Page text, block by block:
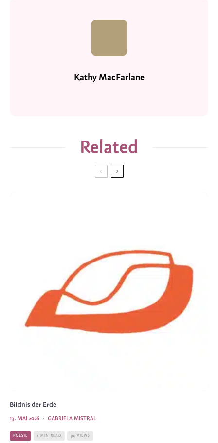
Kathy MacFarlane
Related
Bildnis der Erde
GABRIELA MISTRAL
·
13. MAI 2026
POESIE 1 MIN READ 94 VIEWS